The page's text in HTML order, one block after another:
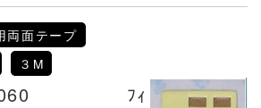
両面テープ
３M
26060 ﾌｨ